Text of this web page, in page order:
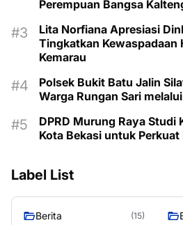
Perempuan Bangsa
Lita Norfiana Apresiasi
Tingkatkan Kewaspadaan
Kemarau
Polsek Bukit Batu Jalin
Warga Rungan Sari
DPRD Murung Raya Studi
Kota Bekasi untuk
Label List
Berita (15)